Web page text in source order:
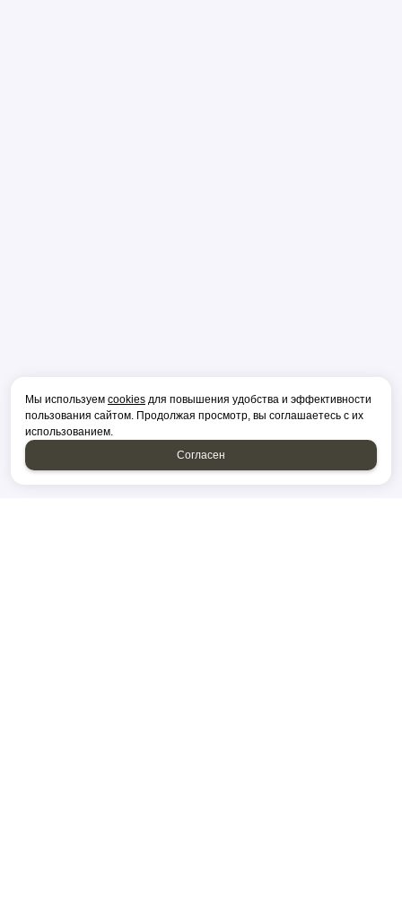
Мы используем cookies для повышения удобства и эффективности
пользования сайтом. Продолжая просмотр, вы соглашаетесь с их
использованием.
Согласен